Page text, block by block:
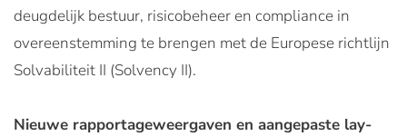
deugdelijk bestuur, risicobeheer en compliance in
overeenstemming te brengen met de Europese richtlijn
Solvabiliteit II (Solvency II).
Nieuwe rapportageweergaven en aangepaste lay-